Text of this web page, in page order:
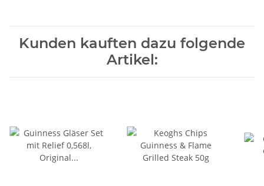
Kunden kauften dazu folgende
Artikel: